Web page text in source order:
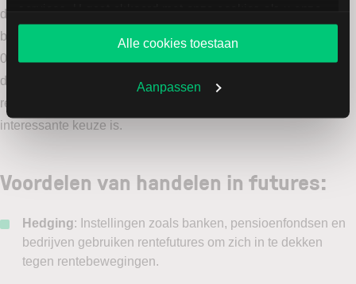
website blijft gebruiken.
Alle cookies toestaan
Aanpassen
dan bij de overige futures. De Buxl kent nog één andere
bijzonderheid: de ticksize. De ticksize voor de Buxl is namelijk
0,02, tegenover 0,01 voor de andere futures. De liquiditeit van
deze future ligt een stuk lager dan bij alle andere Duitse
rentefutures, waardoor het over het algemeen de minst
interessante keuze is.
Voordelen van handelen in futures:
Hedging: Instellingen zoals banken, pensioenfondsen en
bedrijven gebruiken rentefutures om zich in te dekken
tegen rentebewegingen.